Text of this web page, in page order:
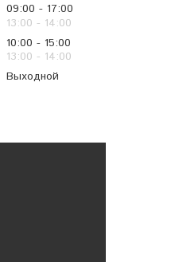
09:00
17:00
13:00
14:00
10:00
15:00
13:00
14:00
Выходной